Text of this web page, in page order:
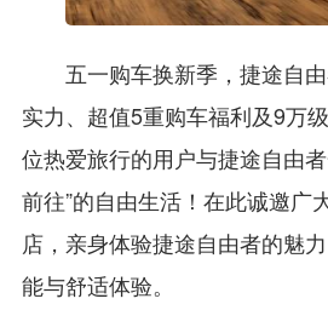
五一购车换新季，捷途自
实力、超值5重购车福利及9万
位热爱旅行的用户与捷途自由
前往”的自由生活！在此诚邀广
店，亲身体验捷途自由者的魅
能与舒适体验。